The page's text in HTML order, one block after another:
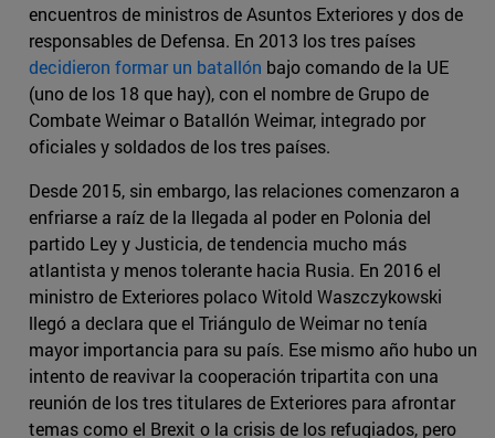
encuentros de ministros de Asuntos Exteriores y dos de
responsables de Defensa. En 2013 los tres países
decidieron formar un batallón bajo comando de la UE
(uno de los 18 que hay), con el nombre de Grupo de
Combate Weimar o Batallón Weimar, integrado por
oficiales y soldados de los tres países.
Desde 2015, sin embargo, las relaciones comenzaron a
enfriarse a raíz de la llegada al poder en Polonia del
partido Ley y Justicia, de tendencia mucho más
atlantista y menos tolerante hacia Rusia. En 2016 el
ministro de Exteriores polaco Witold Waszczykowski
llegó a declara que el Triángulo de Weimar no tenía
mayor importancia para su país. Ese mismo año hubo un
intento de reavivar la cooperación tripartita con una
reunión de los tres titulares de Exteriores para afrontar
temas como el Brexit o la crisis de los refugiados, pero